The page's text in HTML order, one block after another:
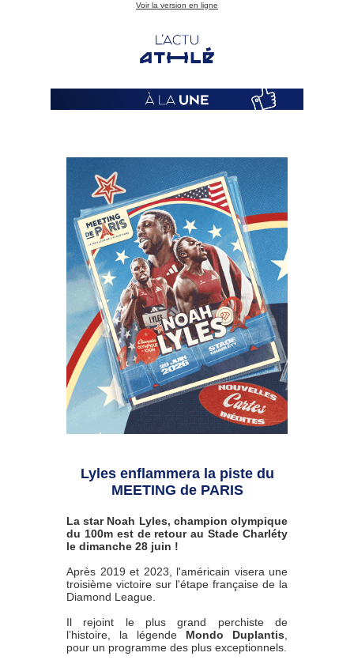
Voir la version en ligne
Lyles enflammera la piste du
MEETING de PARIS
La star Noah Lyles, champion olympique
du 100m est de retour au Stade Charléty
le dimanche 28 juin !
Après 2019 et 2023, l'américain visera une
troisième victoire sur l'étape française de la
Diamond League.
Il rejoint le plus grand perchiste de
l’histoire, la légende Mondo Duplantis
pour un programme des plus exceptionnels.